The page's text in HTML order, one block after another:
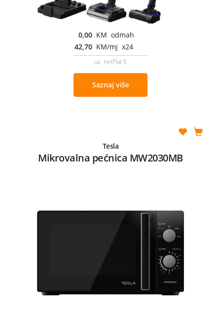
0,00 KM odmah
42,70 KM/mj x24
uz netFlat 5
Saznaj više
Tesla
Mikrovalna pećnica MW2030MB